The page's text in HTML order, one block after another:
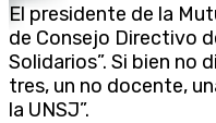
El presidente de la
de Consejo Directivo
Solidarios”. Si bien no
tres, un no docente,
la UNSJ”.